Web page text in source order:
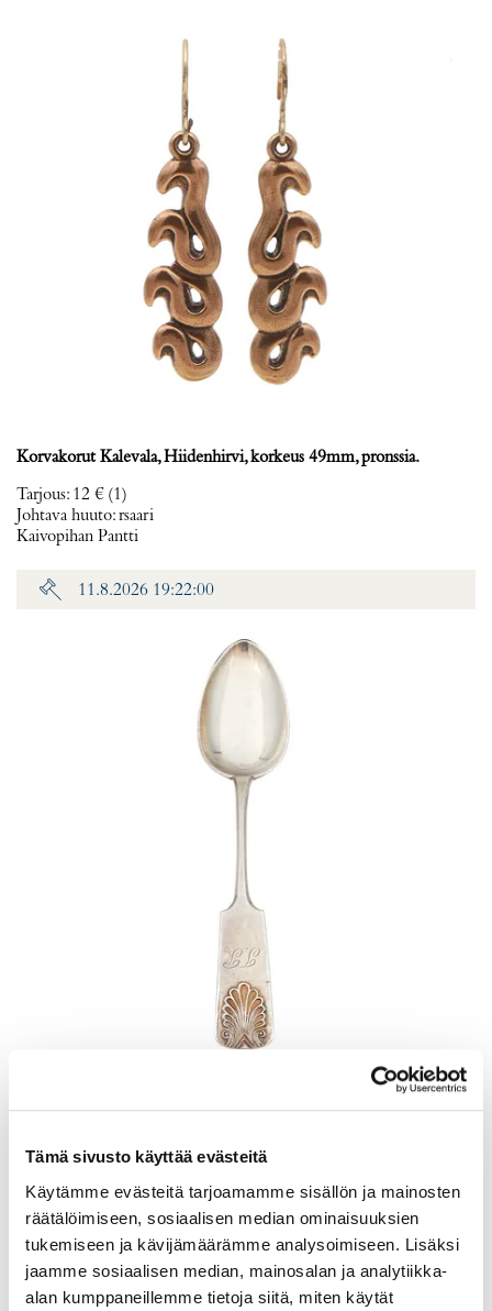
Tämä sivusto käyttää evästeitä
Käytämme evästeitä tarjoamamme sisällön ja mainosten
räätälöimiseen, sosiaalisen median ominaisuuksien
tukemiseen ja kävijämäärämme analysoimiseen. Lisäksi
jaamme sosiaalisen median, mainosalan ja analytiikka-
alan kumppaneillemme tietoja siitä, miten käytät
Korvakorut Kalevala, Hiidenhirvi, korkeus 49mm, pronssia.
Tarjous: 12 € (1)
Johtava huuto:rsaari
Kaivopihan Pantti
11.8.2026 19:22:00
Otinlusikka, Musla, pituus 205mm, kaiverrettu, 813, Paino: 57,7 g
Johtava huuto:-
11.8.2026 19:23:30